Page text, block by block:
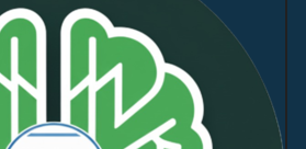
AA आणि GIGW 3.0 चे पालन करते.